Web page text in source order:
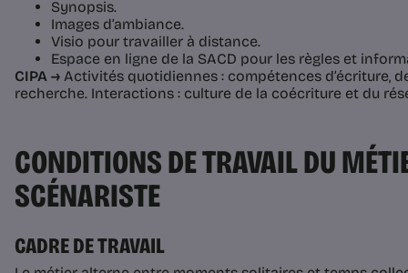
Synopsis.
Images d’ambiance.
Visio pour travailler à distance.
Espace en ligne de la SACD pour les règles et
CIPA → Activités quotidiennes : compétences d’écriture,
recherche. Interactions : culture de la coécriture et du
CONDITIONS DE TRAVAIL DU
SCÉNARISTE
CADRE DE TRAVAIL